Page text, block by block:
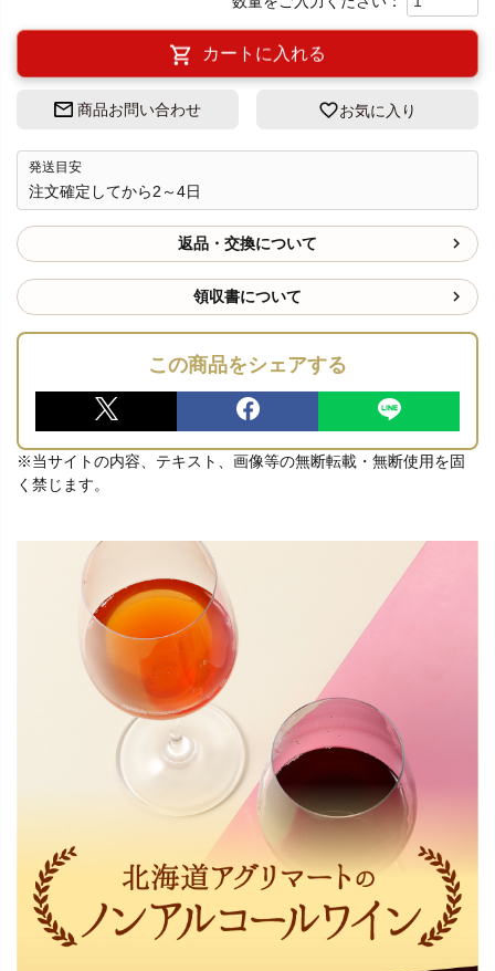
カートに入れる
商品お問い合わせ お気に入り
発送目安
注文確定してから2～4日
返品・交換について
領収書について
この商品をシェアする
※当サイトの内容、テキスト、画像等の無断転載・無断使用を固
く禁じます。